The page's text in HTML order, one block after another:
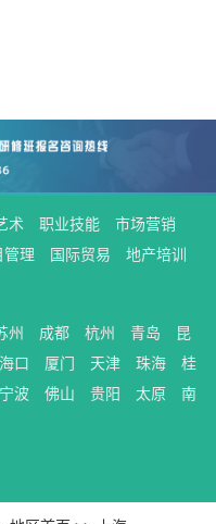
术 职业技能
市场营销
管理 国际贸易
地产培训
州 成都 杭州 青岛
昆
海口 厦门 天津 珠海
桂
宁波 佛山 贵阳 太原
南